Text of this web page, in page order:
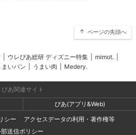
ページの先頭へ
ウレぴあ総研 ディズニー特集 mimot.
まいパン うまい肉 Medery.
ぴあ関連サイト
ぴあ(アプリ&Web)
シー
アクセスデータの利用・著作権等
送信ポリシー